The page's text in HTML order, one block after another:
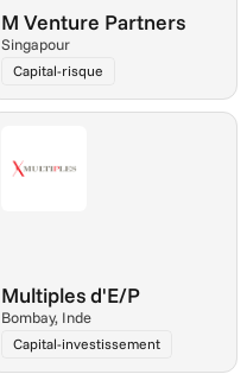
M Venture Partners
Singapour
Capital-risque
Multiples d'E/P
Bombay, Inde
Capital-investissement